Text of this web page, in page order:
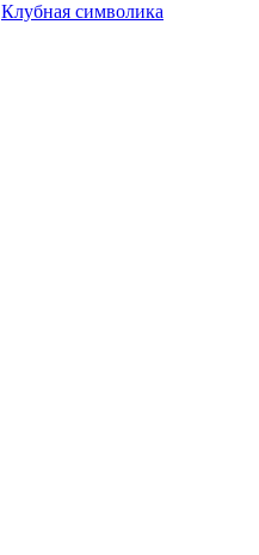
Клубная символика